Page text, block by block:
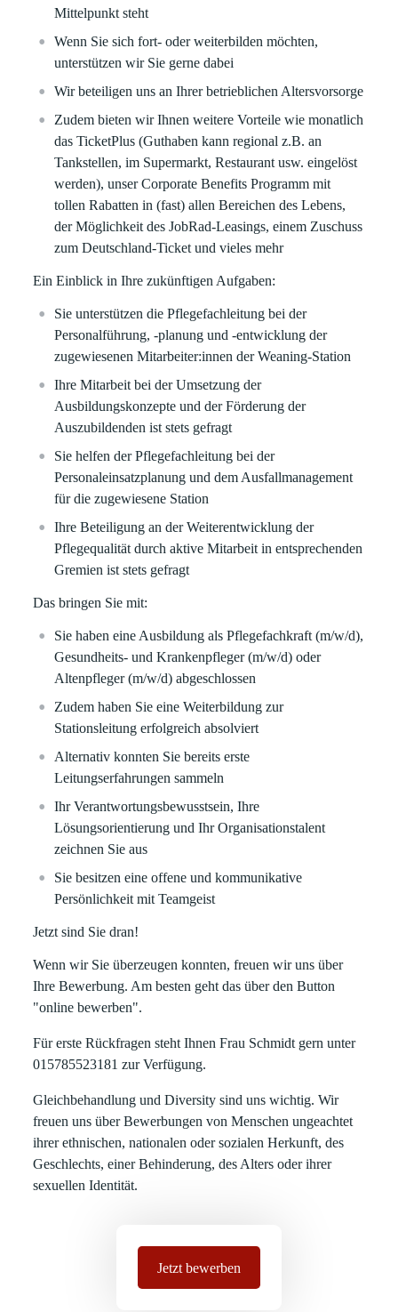
Mittelpunkt steht
Wenn Sie sich fort- oder weiterbilden möchten,
unterstützen wir Sie gerne dabei
Wir beteiligen uns an Ihrer betrieblichen Altersvorsorge
Zudem bieten wir Ihnen weitere Vorteile wie monatlich
das TicketPlus (Guthaben kann regional z.B. an
Tankstellen, im Supermarkt, Restaurant usw. eingelöst
werden), unser Corporate Benefits Programm mit
tollen Rabatten in (fast) allen Bereichen des Lebens,
der Möglichkeit des JobRad-Leasings, einem Zuschuss
zum Deutschland-Ticket und vieles mehr
Ein Einblick in Ihre zukünftigen Aufgaben:
Sie unterstützen die Pflegefachleitung bei der
Personalführung, -planung und -entwicklung der
zugewiesenen Mitarbeiter:innen der Weaning-Station
Ihre Mitarbeit bei der Umsetzung der
Ausbildungskonzepte und der Förderung der
Auszubildenden ist stets gefragt
Sie helfen der Pflegefachleitung bei der
Personaleinsatzplanung und dem Ausfallmanagement
für die zugewiesene Station
Ihre Beteiligung an der Weiterentwicklung der
Pflegequalität durch aktive Mitarbeit in entsprechenden
Gremien ist stets gefragt
Das bringen Sie mit:
Sie haben eine Ausbildung als Pflegefachkraft (m/w/d),
Gesundheits- und Krankenpfleger (m/w/d) oder
Altenpfleger (m/w/d) abgeschlossen
Zudem haben Sie eine Weiterbildung zur
Stationsleitung erfolgreich absolviert
Alternativ konnten Sie bereits erste
Leitungserfahrungen sammeln
Ihr Verantwortungsbewusstsein, Ihre
Lösungsorientierung und Ihr Organisationstalent
zeichnen Sie aus
Sie besitzen eine offene und kommunikative
Persönlichkeit mit Teamgeist
Jetzt sind Sie dran!
Wenn wir Sie überzeugen konnten, freuen wir uns über
Ihre Bewerbung. Am besten geht das über den Button
"online bewerben".
Für erste Rückfragen steht Ihnen Frau Schmidt gern unter
015785523181 zur Verfügung.
Gleichbehandlung und Diversity sind uns wichtig. Wir
freuen uns über Bewerbungen von Menschen ungeachtet
ihrer ethnischen, nationalen oder sozialen Herkunft, des
Geschlechts, einer Behinderung, des Alters oder ihrer
sexuellen Identität.
Jetzt bewerben